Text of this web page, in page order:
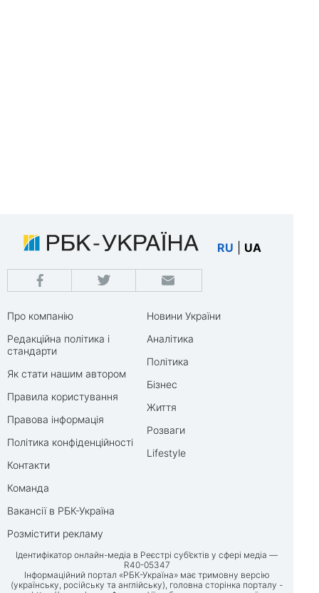
RU UA
Про компанію
Редакційна політика і
стандарти
Як стати нашим автором
Правила користування
Правова інформація
Політика конфіденційності
Контакти
Команда
Вакансії в РБК-Україна
Розмістити рекламу
Новини України
Аналітика
Політика
Бізнес
Життя
Розваги
Lifestyle
Ідентифікатор онлайн-медіа в Реєстрі суб’єктів у сфері медіа —
R40-05347
Інформаційний портал «РБК-Україна» має тримовну версію
(українську, російську та англійську), головна сторінка порталу -